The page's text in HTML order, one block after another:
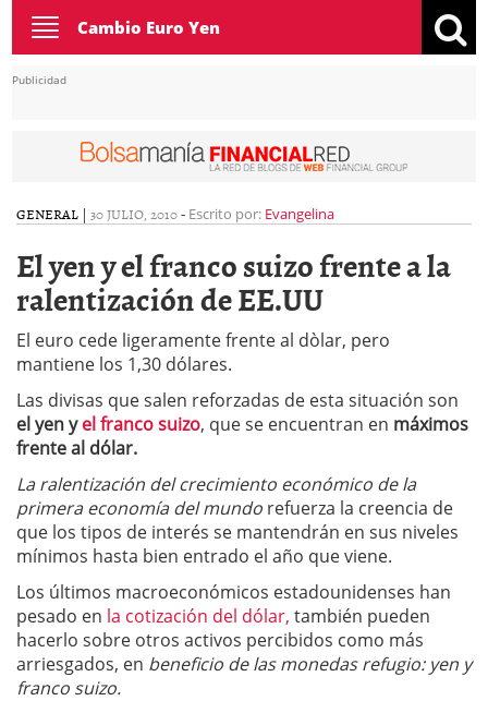
Toggle
navigation
Cambio Euro Yen
Publicidad
GENERAL | 30 JULIO, 2010- Escrito por: Evangelina
El yen y el franco suizo frente a la
ralentización de EE.UU
El euro cede ligeramente frente al dòlar, pero
mantiene los 1,30 dólares.
Las divisas que salen reforzadas de esta situación son
el yen yel franco suizo, que se encuentran en máximos
frente al dólar.
La ralentización del crecimiento económico de la
primera economía del mundo refuerza la creencia de
que los tipos de interés se mantendrán en sus niveles
mínimos hasta bien entrado el año que viene.
Los últimos macroeconómicos estadounidenses han
pesado en la cotización del dólar, también pueden
hacerlo sobre otros activos percibidos como más
arriesgados, en beneficio de las monedas refugio: yen y
franco suizo.